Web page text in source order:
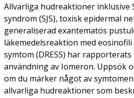
Allvarliga hudreaktioner inklusive
syndrom (SJS), toxisk epidermal
generaliserad exantematös
läkemedelsreaktion med eosinofili
symtom (DRESS) har rapporterats
användning av Iomeron. Uppsök
om du märker något av
allvarliga hudreaktioner som